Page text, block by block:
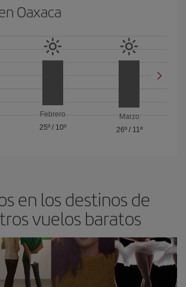
Oaxaca
Febrero
25º/ 10º
Marzo
26º/ 11º
en los destinos de
vuelos baratos